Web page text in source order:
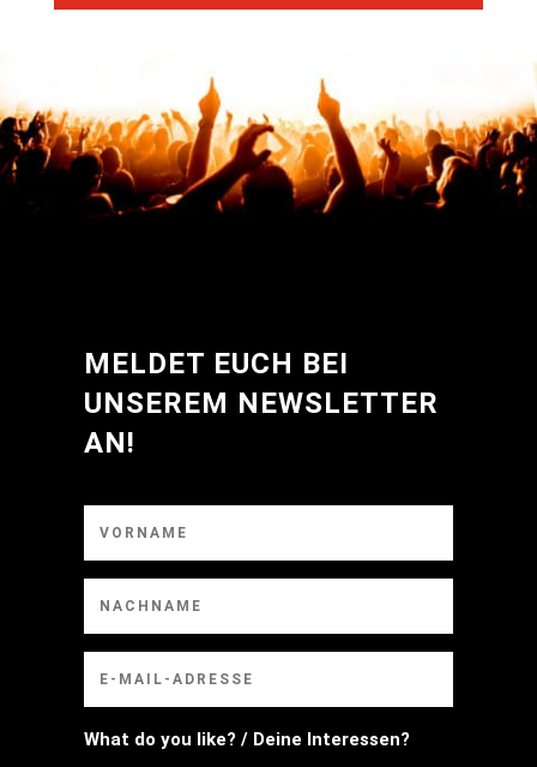
MELDET EUCH BEI
UNSEREM NEWSLETTER
AN!
What do you like? / Deine Interessen?